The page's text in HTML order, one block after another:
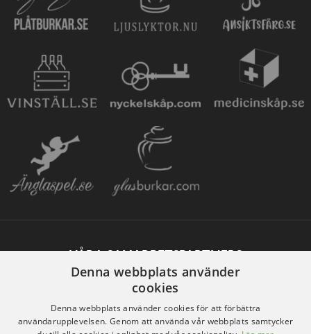
VÅRA SAMARBETSPARTNERS
Denna webbplats använder
cookies
Denna webbplats använder cookies för att förbättra
användarupplevelsen. Genom att använda vår webbplats samtycker